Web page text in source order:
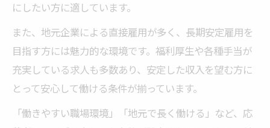
にしたい方に適しています。
また、地元企業による直接雇用が多く、長期安定雇用を
目指す方には魅力的な環境です。福利厚生や各種手当が
充実している求人も多数あり、安定した収入を望む方に
とって安心して働ける条件が揃っています。
「働きやすい職場環境」「地元で長く働ける」など、応